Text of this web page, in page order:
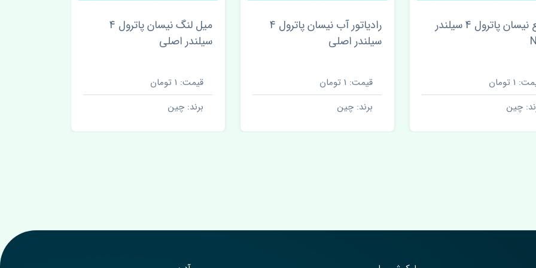
شمع نیسان پاترول 4 سیلندر
1 تومان
چین
رادیاتور آب نیسان پاترول 4
سیلندر اصلی
قیمت: 1 تومان
برند: چین
میل لنگ نیسان پاترول 4
سیلندر اصلی
قیمت: 1 تومان
برند: چین